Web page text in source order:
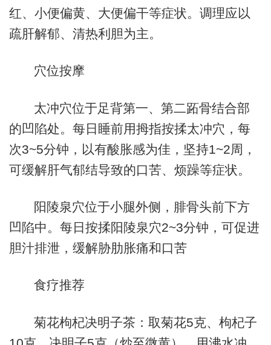
红、小便偏黄、大便偏干等症状。调理应以
疏肝解郁、清热利胆为主。
穴位按摩
太冲穴位于足背第一、第二跖骨结合部
的凹陷处。每日睡前用拇指按揉太冲穴，每
次3~5分钟，以有酸胀感为佳，坚持1~2周，
可缓解肝气郁结导致的口苦、烦躁等症状。
阳陵泉穴位于小腿外侧，腓骨头前下方
凹陷中。每日按揉阳陵泉穴2~3分钟，可促进
胆汁排泄，缓解胁肋胀痛和口苦
食疗推荐
菊花枸杞决明子茶：取菊花5克、枸杞子